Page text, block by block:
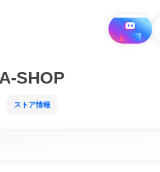
i と探す
SHOP
ストア情報